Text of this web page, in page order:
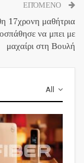
ΕΠΌΜΕΝΟ
17χρονη μαθήτρια
να μπει με
μαχαίρι στη Βουλή
All